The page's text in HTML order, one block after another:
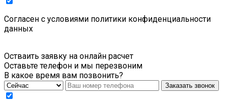
Cогласен с условиями политики конфиденциальности
данных
Остваить заявку на онлайн расчет
Оставьте телефон и мы перезвоним
В какое время вам позвонить?
Заказать звонок